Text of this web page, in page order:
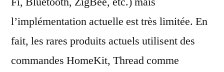
l’implémentation actuelle est très limitée. En
fait, les rares produits actuels utilisent des
commandes HomeKit, Thread comme